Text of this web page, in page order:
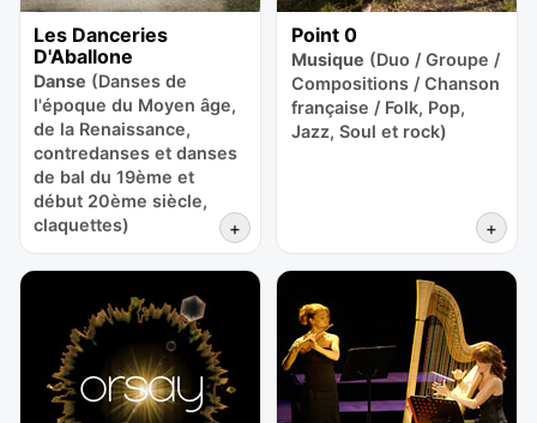
Les Danceries
D'Aballone
Danse (Danses de
l'époque du Moyen âge,
de la Renaissance,
contredanses et danses
de bal du 19ème et
début 20ème siècle,
claquettes)
+
Point 0
Musique (Duo / Groupe /
Compositions / Chanson
française / Folk, Pop,
Jazz, Soul et rock)
+